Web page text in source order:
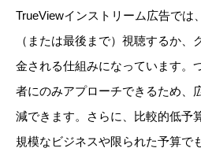
TrueViewインストリーム広告では
（または最後まで）視聴するか
金される仕組みになっています。
者にのみアプローチできるため、
減できます。さらに、比較的低予
規模なビジネスや限られた予算で